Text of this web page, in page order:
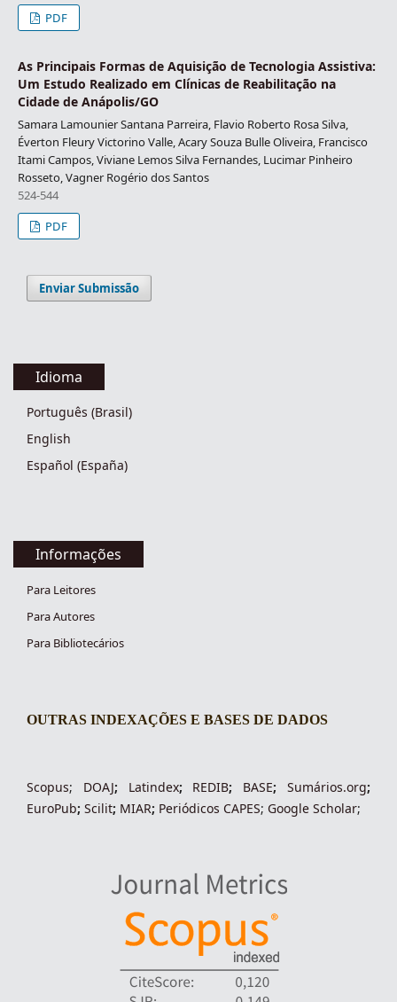
PDF
As Principais Formas de Aquisição de Tecnologia Assistiva:
Um Estudo Realizado em Clínicas de Reabilitação na
Cidade de Anápolis/GO
Samara Lamounier Santana Parreira, Flavio Roberto Rosa Silva,
Éverton Fleury Victorino Valle, Acary Souza Bulle Oliveira, Francisco
Itami Campos, Viviane Lemos Silva Fernandes, Lucimar Pinheiro
Rosseto, Vagner Rogério dos Santos
524-544
PDF
Enviar Submissão
Idioma
Português (Brasil)
English
Español (España)
Informações
Para Leitores
Para Autores
Para Bibliotecários
indexacoes-fronteiras
OUTRAS INDEXAÇÕES E BASES DE DADOS
Scopus; DOAJ; Latindex; REDIB; BASE;Sumários.org;
EuroPub; Scilit; MIAR; Periódicos CAPES; Google Scholar;
indexadores-fronteiras